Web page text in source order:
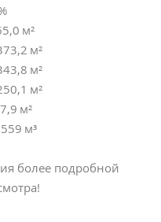
м²
м²
м²
м²
м²
м³
более подробной